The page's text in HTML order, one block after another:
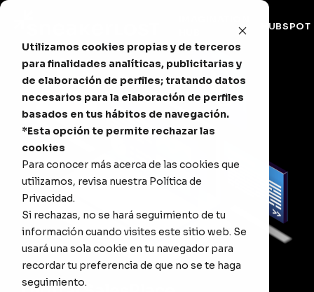
Utilizamos cookies propias y de terceros
para finalidades analíticas, publicitarias y
de elaboración de perfiles; tratando datos
necesarios para la elaboración de perfiles
basados en tus hábitos de navegación.
*Esta opción te permite rechazar las
cookies
Para conocer más acerca de las cookies que
utilizamos, revisa nuestra Política de
Privacidad.
Si rechazas, no se hará seguimiento de tu
información cuando visites este sitio web. Se
usará una sola cookie en tu navegador para
recordar tu preferencia de que no se te haga
seguimiento.
HUBSPOT